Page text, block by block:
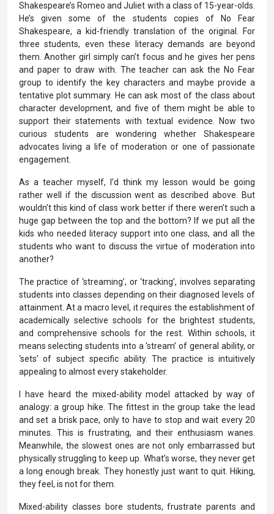
Shakespeare’s Romeo and Juliet with a class of 15-year-olds.
He’s given some of the students copies of No Fear
Shakespeare, a kid-friendly translation of the original. For
three students, even these literacy demands are beyond
them. Another girl simply can’t focus and he gives her pens
and paper to draw with. The teacher can ask the No Fear
group to identify the key characters and maybe provide a
tentative plot summary. He can ask most of the class about
character development, and five of them might be able to
support their statements with textual evidence. Now two
curious students are wondering whether Shakespeare
advocates living a life of moderation or one of passionate
engagement.
As a teacher myself, I’d think my lesson would be going
rather well if the discussion went as described above. But
wouldn’t this kind of class work better if there weren’t such a
huge gap between the top and the bottom? If we put all the
kids who needed literacy support into one class, and all the
students who want to discuss the virtue of moderation into
another?
The practice of ‘streaming’, or ‘tracking’, involves separating
students into classes depending on their diagnosed levels of
attainment. At a macro level, it requires the establishment of
academically selective schools for the brightest students,
and comprehensive schools for the rest. Within schools, it
means selecting students into a ‘stream’ of general ability, or
‘sets’ of subject­ specific ability. The practice is intuitively
appealing to almost every stakeholder.
I have heard the mixed-ability model attacked by way of
analogy: a group hike. The fittest in the group take the lead
and set a brisk pace, only to have to stop and wait every 20
minutes. This is frustrating, and their enthusiasm wanes.
Meanwhile, the slowest ones are not only embarrassed but
physically struggling to keep up. What’s worse, they never get
a long enough break. They honestly just want to quit. Hiking,
they feel, is not for them.
Mixed-ability classes bore students, frustrate parents and